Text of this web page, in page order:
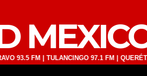
FM | TULANCINGO 97.1 FM |